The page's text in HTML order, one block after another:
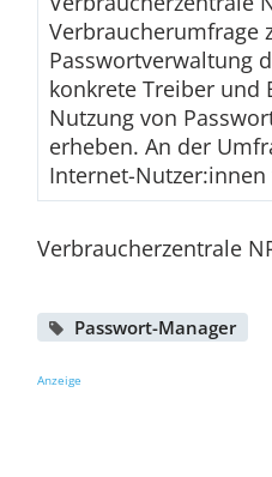
Verbraucherumfrage
Passwortverwaltung
konkrete Treiber und
Nutzung von
erheben. An der
Internet-
Verbraucherzentrale
Passwort-Manager
Anzeige